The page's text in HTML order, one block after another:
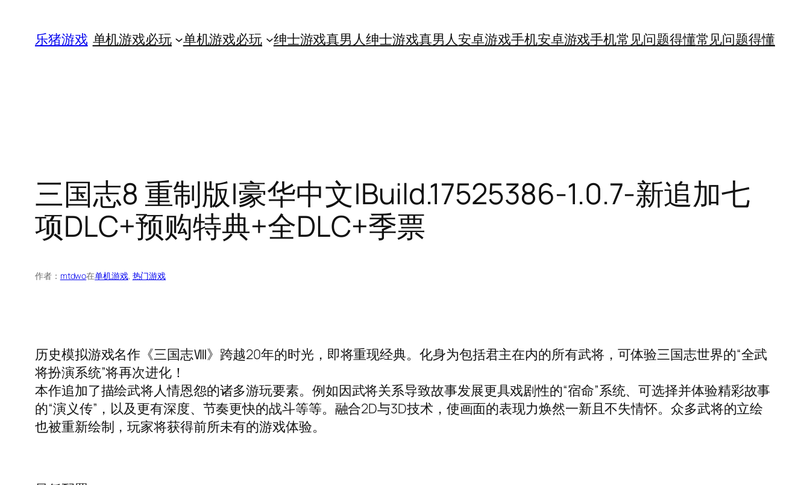
乐猪游戏 单机游戏必玩 单机游戏必玩 绅士游戏真男人绅士游戏真男人安卓游戏手机安卓游戏手机常见问题得懂常见问题得懂
三国志8 重制版|豪华中文|Build.17525386-1.0.7-新追加七
项DLC+预购特典+全DLC+季票
作者： mtdwo在单机游戏, 热门游戏
历史模拟游戏名作《三国志Ⅷ》跨越20年的时光，即将重现经典。化身为包括君主在内的所有武将，可体验三国志世界的“全武
将扮演系统”将再次进化！
本作追加了描绘武将人情恩怨的诸多游玩要素。例如因武将关系导致故事发展更具戏剧性的“宿命”系统、可选择并体验精彩故事
的“演义传”，以及更有深度、节奏更快的战斗等等。融合2D与3D技术，使画面的表现力焕然一新且不失情怀。众多武将的立绘
也被重新绘制，玩家将获得前所未有的游戏体验。